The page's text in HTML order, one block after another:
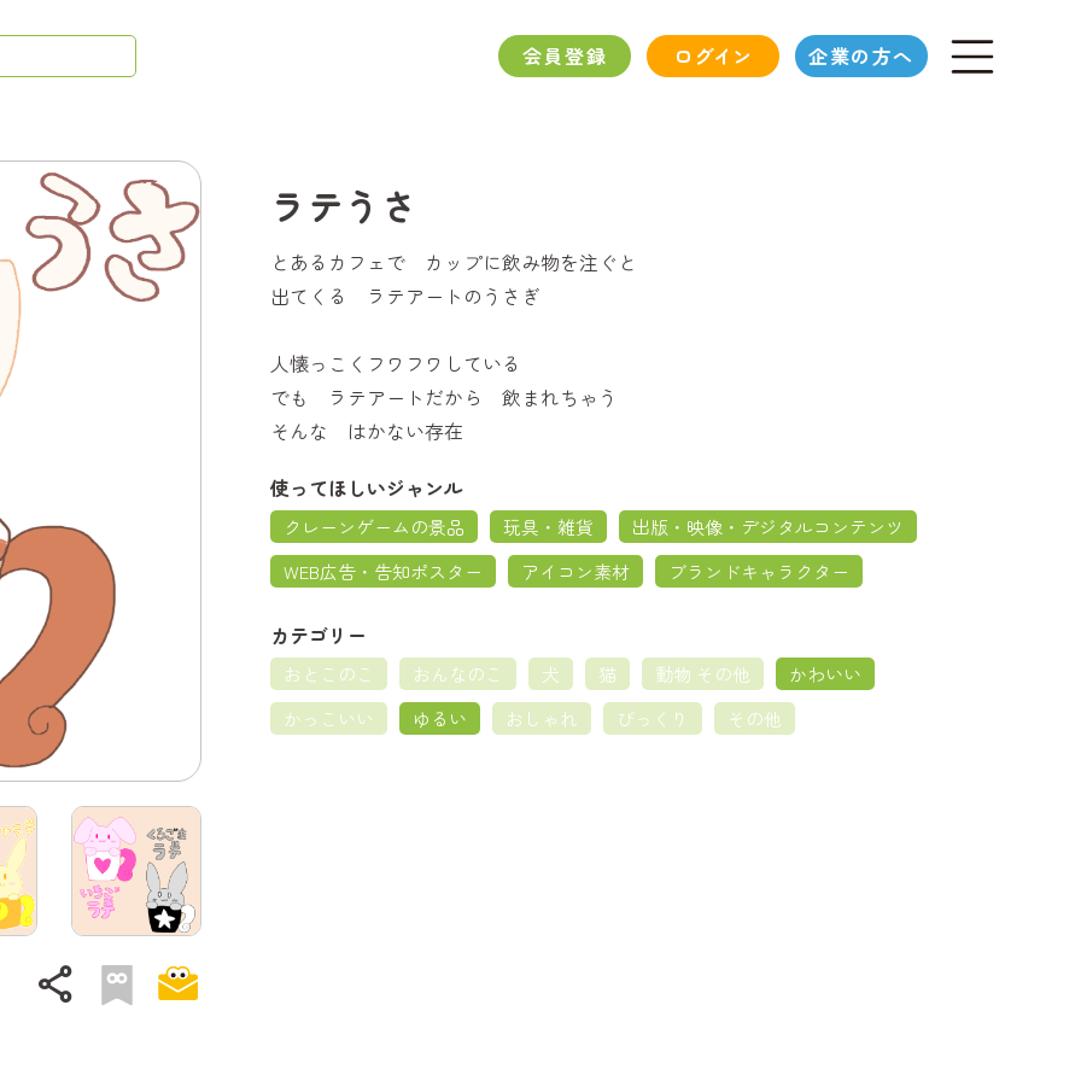
会員登録 ログイン 企業の方へ
share
ラテうさ
とあるカフェで カップに飲み物を注ぐと
出てくる ラテアートのうさぎ
人懐っこくフワフワしている
でも ラテアートだから 飲まれちゃう
そんな はかない存在
使ってほしいジャンル
クレーンゲームの景品 玩具・雑貨
出版・映像・デジタルコンテンツ
WEB広告・告知ポスター
アイコン素材 ブランドキャラクター
カテゴリー
おとこのこ おんなのこ 犬 猫 動物 その他
かわいい
かっこいい
ゆるい おしゃれ びっくり その他